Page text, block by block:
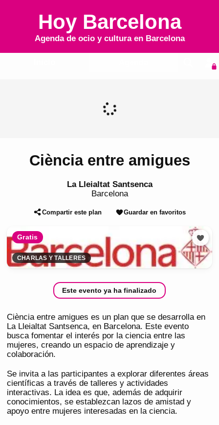
Hoy Barcelona
Agenda de ocio y cultura en Barcelona
Ciència entre amigues
La Lleialtat Santsenca
Barcelona
Compartir este plan Guardar en favoritos
Gratis
CHARLAS Y TALLERES
Este evento ya ha finalizado
Ciència entre amigues es un plan que se desarrolla en
La Lleialtat Santsenca, en Barcelona. Este evento
busca fomentar el interés por la ciencia entre las
mujeres, creando un espacio de aprendizaje y
colaboración.
Se invita a las participantes a explorar diferentes áreas
científicas a través de talleres y actividades
interactivas. La idea es que, además de adquirir
conocimientos, se establezcan lazos de amistad y
apoyo entre mujeres interesadas en la ciencia.